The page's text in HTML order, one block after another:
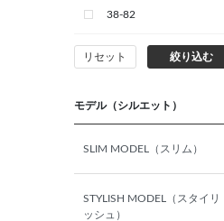
38-82
M（39）-76
M（39）-78
M（39）-82
リセット 絞り込む
モデル（シルエット）
SLIM MODEL（スリム）
STYLISH MODEL（スタイリ
ッシュ）